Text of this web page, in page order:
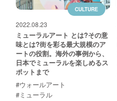
CULTURE
2022.08.23
ミューラルアート とは?その意
味とは?街を彩る最大規模のア
ートの役割。海外の事例から、
日本でミューラルを楽しめるス
ポットまで
#ウォールアート
#ミューラル